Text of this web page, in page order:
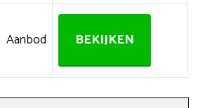
Aanbod BEKIJKEN